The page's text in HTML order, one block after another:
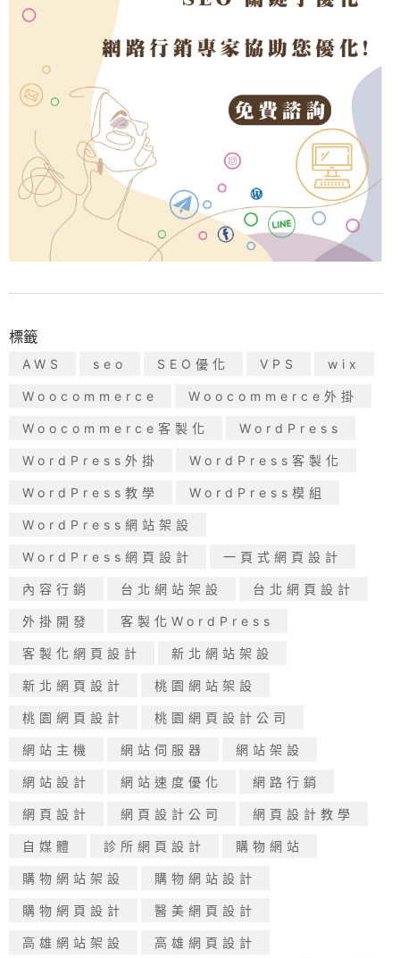
標籤
AWS seo SEO優化 VPS wix
Woocommerce Woocommerce外掛
Woocommerce客製化 WordPress
WordPress外掛 WordPress客製化
WordPress教學 WordPress模組
WordPress網站架設
WordPress網頁設計 一頁式網頁設計
內容行銷 台北網站架設 台北網頁設計
外掛開發 客製化WordPress
客製化網頁設計 新北網站架設
新北網頁設計 桃園網站架設
桃園網頁設計 桃園網頁設計公司
網站主機 網站伺服器 網站架設
網站設計 網站速度優化 網路行銷
網頁設計 網頁設計公司 網頁設計教學
自媒體 診所網頁設計 購物網站
購物網站架設 購物網站設計
購物網頁設計 醫美網頁設計
高雄網站架設 高雄網頁設計